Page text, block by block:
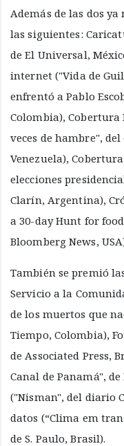
Además de las dos
las siguientes:
de El Universal,
internet ("Vida de
enfrentó a Pablo
Colombia),
veces de hambre",
Venezuela),
elecciones
Clarín, Argentina),
a 30-day Hunt for
Bloomberg News,
También se premió
Servicio a la
de los muertos que
Tiempo, Colombia),
de Associated Press,
Canal de Panamá",
("Nisman", del diario
datos (“Clima em
de S. Paulo, Brasil).